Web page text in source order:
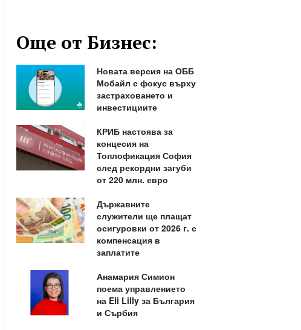
Още от Бизнес:
Новата версия на ОББ
Мобайл с фокус върху
застраховането и
инвестициите
КРИБ настоява за
концесия на
Топлофикация София
след рекордни загуби
от 220 млн. евро
Държавните
служители ще плащат
осигуровки от 2026 г. с
компенсация в
заплатите
Анамария Симион
поема управлението
на Eli Lilly за България
и Сърбия